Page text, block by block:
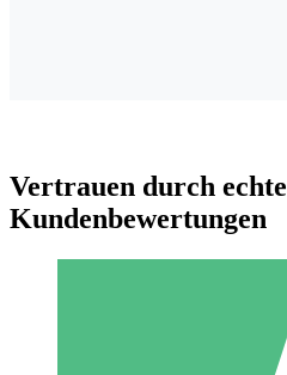
Vertrauen durch echte
Kundenbewertungen